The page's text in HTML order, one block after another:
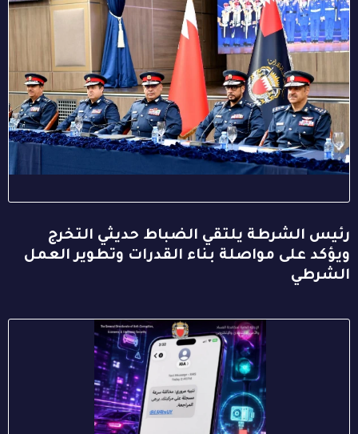
رئيس الشرطة يلتقي الضباط حديثي التخرج
ويؤكد على مواصلة بناء القدرات وتطوير العمل
الشرطي